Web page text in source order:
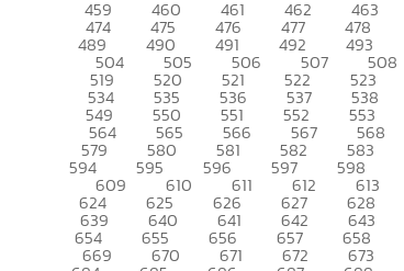
459 460 461 462 463
474 475 476 477 478
489 490 491 492 493
504 505 506 507 508
519 520 521 522 523
534 535 536 537 538
549 550 551 552 553
564 565 566 567 568
579 580 581 582 583
594 595 596 597 598
609 610 611 612 613
624 625 626 627 628
639 640 641 642 643
654 655 656 657 658
669 670 671 672 673